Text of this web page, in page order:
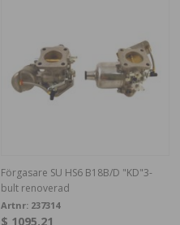
Förgasare SU HS6 B18B/D "KD"3-
bult renoverad
Artnr: 237314
$ 1095.21